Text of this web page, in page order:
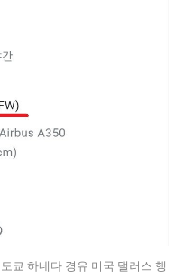
쿄 하네다 경유 미국 댈러스 행